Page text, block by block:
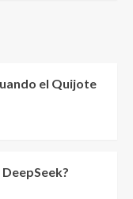
el Quijote